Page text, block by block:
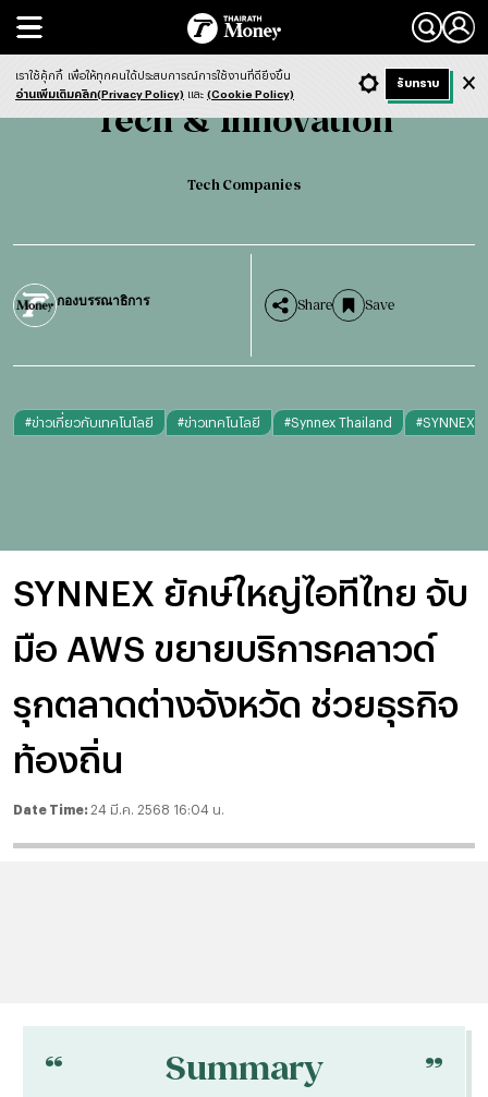
Search
Tech & Innovation Tech Companies
Tech & Innovation
Tech Companies
กองบรรณาธิการ Share Save
#ข่าวเกี่ยวกับเทคโนโลยี #ข่าวเทคโนโลยี #Synnex Thailand #SYNNEX
SYNNEX ยักษ์ใหญ่ไอทีไทย จับ
มือ AWS ขยายบริการคลาวด์
รุกตลาดต่างจังหวัด ช่วยธุรกิจ
ท้องถิ่น
Date Time: 24 มี.ค. 2568 16:04 น.
- ก + ก Dark ฟังข่าว
“ Summary “
เราใช้คุ้กกี้ เพื่อให้ทุกคนได้ประสบการณ์การใช้งานที่ดียิ่งขึ้น
อ่านเพิ่มเติมคลิก(Privacy Policy) และ (Cookie Policy)
รับทราบ